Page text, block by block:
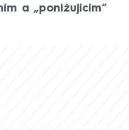
a „ponižujícím“